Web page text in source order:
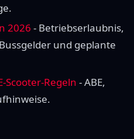
2026 - Betriebserlaubnis,
und geplante
Scooter-Regeln - ABE,